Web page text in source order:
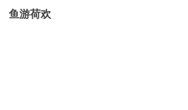
鱼游荷欢